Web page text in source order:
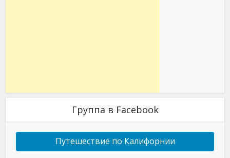
Группа в Facebook
Путешествие по Калифорнии